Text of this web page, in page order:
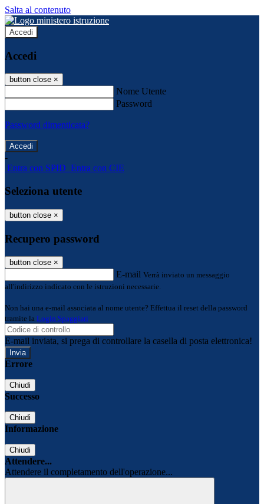
Salta al contenuto
Accedi
Accedi
button close ×
Nome Utente
Password
Password dimenticata?
-
Entra con SPID Entra con CIE
Seleziona utente
button close ×
Recupero password
button close ×
E-mail Verrà inviato un messaggio
all'indirizzo indicato con le istruzioni necessarie.
Non hai una e-mail associata al nome utente? Effettua il reset della password
tramite la Login Spaggiari
E-mail inviata, si prega di controllare la casella di posta elettronica!
Errore
Chiudi
Successo
Chiudi
Informazione
Chiudi
Attendere...
Attendere il completamento dell'operazione...